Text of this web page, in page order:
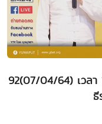
92(07/04/64) เวลา
ธี